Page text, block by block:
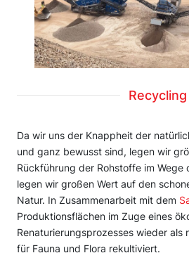
Recycling
Da wir uns der Knappheit der
und ganz bewusst sind, legen wir
Rückführung der Rohstoffe im Wege
legen wir großen Wert auf den
Natur. In Zusammenarbeit mit dem
Produktionsflächen im Zuge eines
Renaturierungsprozesses wieder als
für Fauna und Flora rekultiviert.